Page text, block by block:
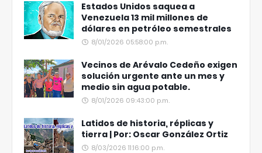
Estados Unidos saquea a
Venezuela 13 mil millones de
dólares en petróleo semestrales
8/01/2026 05:58:00 p.m.
Vecinos de Arévalo Cedeño exigen
solución urgente ante un mes y
medio sin agua potable.
8/01/2026 09:43:00 p.m.
Latidos de historia, réplicas y
tierra | Por: Oscar González Ortiz
8/03/2026 11:16:00 p.m.